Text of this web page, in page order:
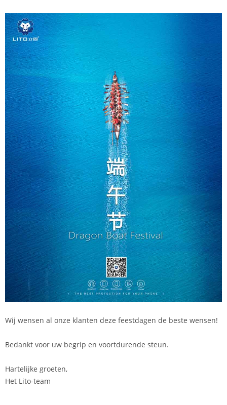
Wij wensen al onze klanten deze feestdagen de beste wensen!
Bedankt voor uw begrip en voortdurende steun.
Hartelijke groeten,
Het Lito-team